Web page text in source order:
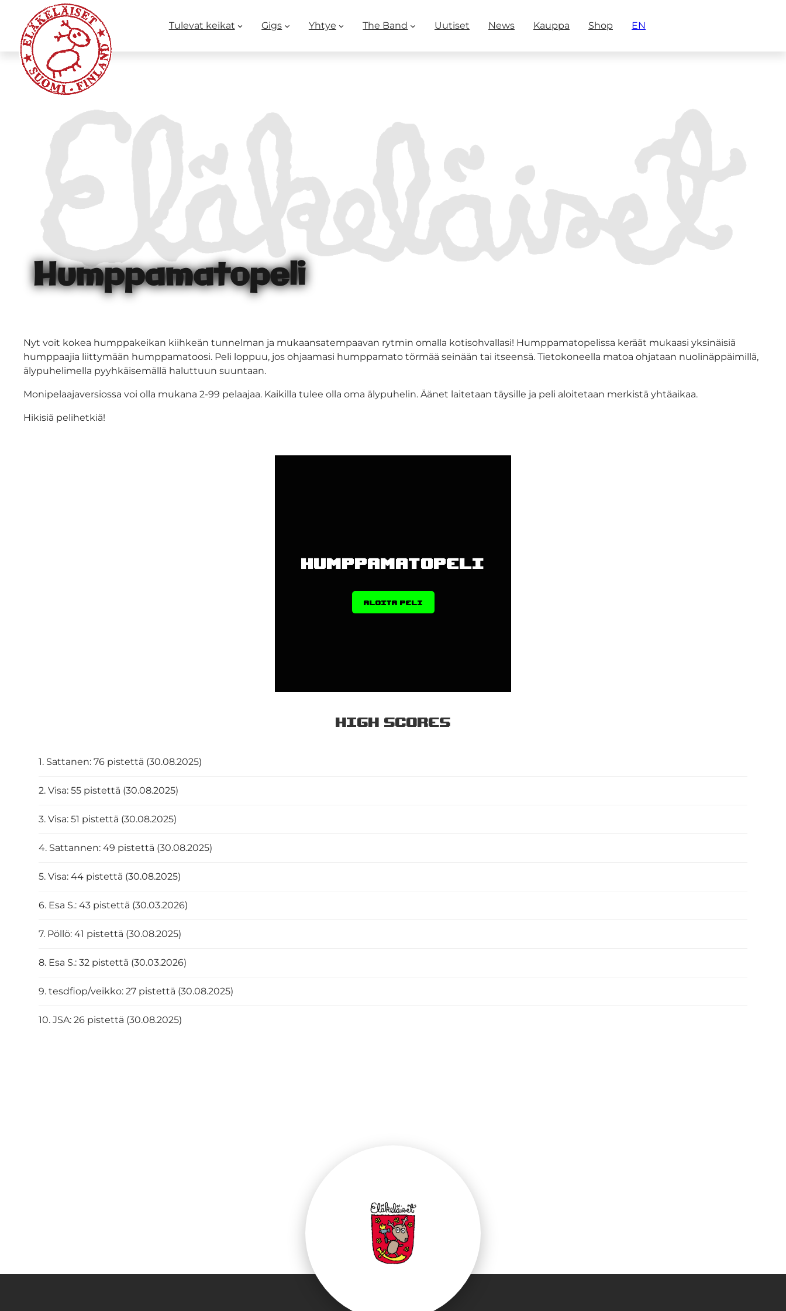
Tulevat keikat Gigs Yhtye The Band Uutiset News Kauppa Shop EN
Humppamato­peli
Nyt voit kokea humppakeikan kiihkeän tunnelman ja mukaansatempaavan rytmin omalla kotisohvallasi! Humppamatopelissa keräät mukaasi yksinäisiä
humppaajia liittymään humppamatoosi. Peli loppuu, jos ohjaamasi humppamato törmää seinään tai itseensä. Tietokoneella matoa ohjataan nuolinäppäimillä,
älypuhelimella pyyhkäisemällä haluttuun suuntaan.
Monipelaajaversiossa voi olla mukana 2-99 pelaajaa. Kaikilla tulee olla oma älypuhelin. Äänet laitetaan täysille ja peli aloitetaan merkistä yhtäaikaa.
Hikisiä pelihetkiä!
Humppamatopeli
Aloita peli
High Scores
1. Sattanen: 76 pistettä (30.08.2025)
2. Visa: 55 pistettä (30.08.2025)
3. Visa: 51 pistettä (30.08.2025)
4. Sattannen: 49 pistettä (30.08.2025)
5. Visa: 44 pistettä (30.08.2025)
6. Esa S.: 43 pistettä (30.03.2026)
7. Pöllö: 41 pistettä (30.08.2025)
8. Esa S.: 32 pistettä (30.03.2026)
9. tesdfiop/veikko: 27 pistettä (30.08.2025)
10. JSA: 26 pistettä (30.08.2025)